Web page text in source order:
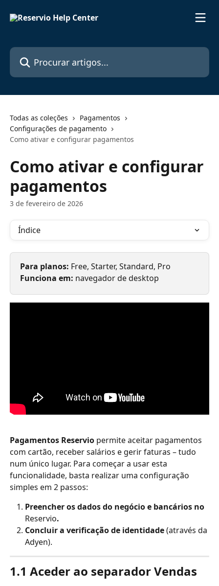
Procurar artigos...
Todas as coleções
Pagamentos
Configurações de pagamento
Como ativar e configurar pagamentos
Como ativar e configurar
pagamentos
3 de fevereiro de 2026
Índice
Para planos: Free, Starter, Standard, Pro
Funciona em: navegador de desktop
Pagamentos Reservio permite aceitar pagamentos
com cartão, receber salários e gerir faturas – tudo
num único lugar. Para começar a usar esta
funcionalidade, basta realizar uma configuração
simples em 2 passos:
Preencher os dados do negócio e bancários no
Reservio.
Concluir a verificação de identidade (através da
Adyen).
1.1 Aceder ao separador Vendas